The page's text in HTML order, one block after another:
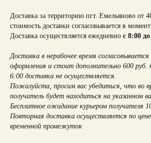
Доставка за территорию пгт. Емельяново от
стоимость доставки согласовывается в
Доставка осуществляется ежедневно с 8:00
Доставка в нерабочее время
оформления и стоит дополнительно 600 руб.
6:00 доставка не осуществляется.
Пожалуйста, просим вас убедиться, что во
получатель будет находиться на указанном
Бесплатное ожидание курьером получателя
Повторная доставка осуществляется по
временной промежуток